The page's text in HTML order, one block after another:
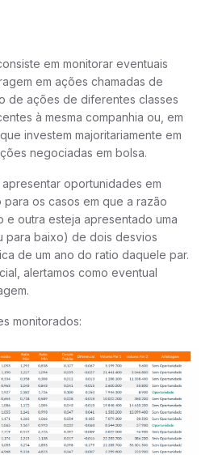
em monitorar eventuais
em ações chamadas de
de ações de diferentes classes
à mesma companhia ou, em
investem majoritariamente em
negociadas em bolsa.
oportunidades em
os casos em que a razão
e outra esteja apresentado uma
para baixo) de dois desvios
de um ano do ratio daquele par.
alertamos como eventual
monitorados: